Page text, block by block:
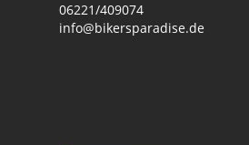
06221/409074
info@bikersparadise.de